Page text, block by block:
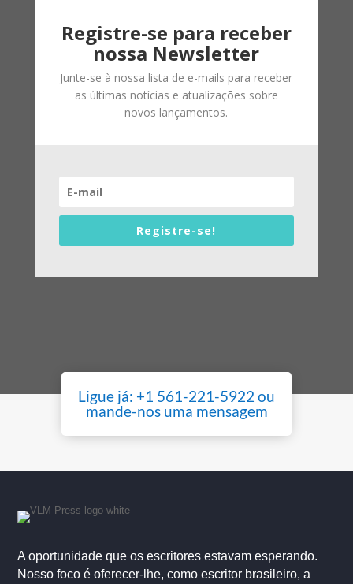
Registre-se para receber
nossa Newsletter
Junte-se à nossa lista de e-mails para receber
as últimas notícias e atualizações sobre
novos lançamentos.
Registre-se!
Ligue já: +1 561-221-5922 ou
mande-nos uma mensagem
A oportunidade que os escritores estavam esperando.
Nosso foco é oferecer-lhe, como escritor brasileiro, a